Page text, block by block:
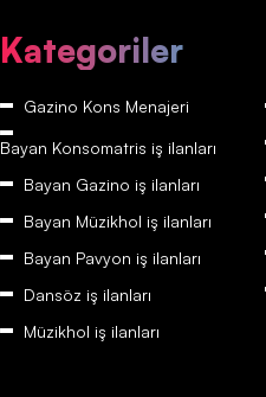
Kategoriler
Gazino Kons Menajeri
Bayan Konsomatris iş ilanları
Bayan Gazino iş ilanları
Bayan Müzikhol iş ilanları
Bayan Pavyon iş ilanları
Dansöz iş ilanları
Müzikhol iş ilanları